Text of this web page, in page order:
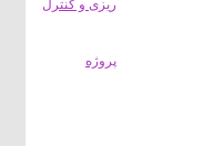
ریزی و کنترل